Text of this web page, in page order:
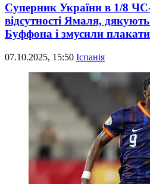
Суперник України в 1/8
відсутності Ямаля,
Буффона і змусили
07.10.2025, 15:50 Іспанія